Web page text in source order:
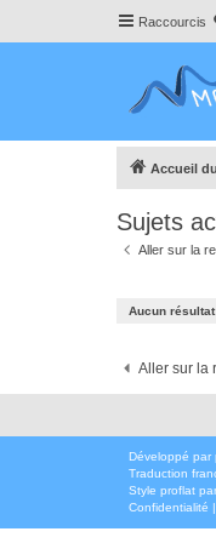
Raccourcis
Accueil
Sujets
Aller sur la
Aucun
Aller sur la
Développé par
Traduction
Style proflat
Confidentialité |